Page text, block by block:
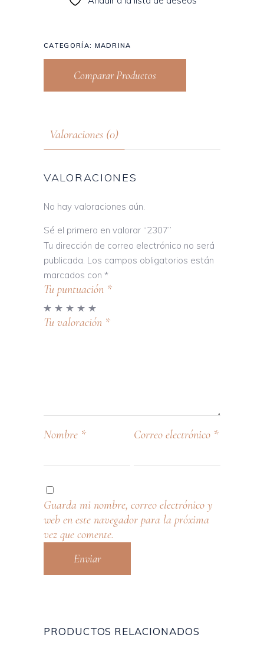
CATEGORÍA: MADRINA
Comparar Productos
Valoraciones (0)
VALORACIONES
No hay valoraciones aún.
Sé el primero en valorar “2307”
Tu dirección de correo electrónico no será
publicada. Los campos obligatorios están
marcados con *
Tu puntuación *
Tu valoración *
Nombre * Correo electrónico *
Guarda mi nombre, correo electrónico y
web en este navegador para la próxima
vez que comente.
PRODUCTOS RELACIONADOS